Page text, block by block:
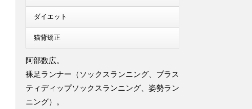
ダイエット
猫背矯正
阿部数広。
裸足ランナー（ソックスランニング、プラス
ティディップソックスランニング、姿勢ラン
ニング）。